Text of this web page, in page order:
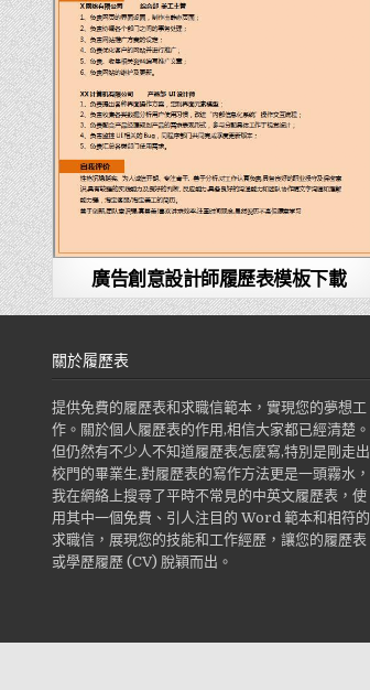
廣告創意設計師履歷表模板下載
關於履歷表
提供免費的履歷表和求職信範本，實現您的夢想工
作。關於個人履歷表的作用,相信大家都已經清楚。
但仍然有不少人不知道履歷表怎麼寫,特別是剛走出
校門的畢業生,對履歷表的寫作方法更是一頭霧水，
我在網絡上搜尋了平時不常見的中英文履歷表，使
用其中一個免費、引人注目的 Word 範本和相符的
求職信，展現您的技能和工作經歷，讓您的履歷表
或學歷履歷 (CV) 脫穎而出。